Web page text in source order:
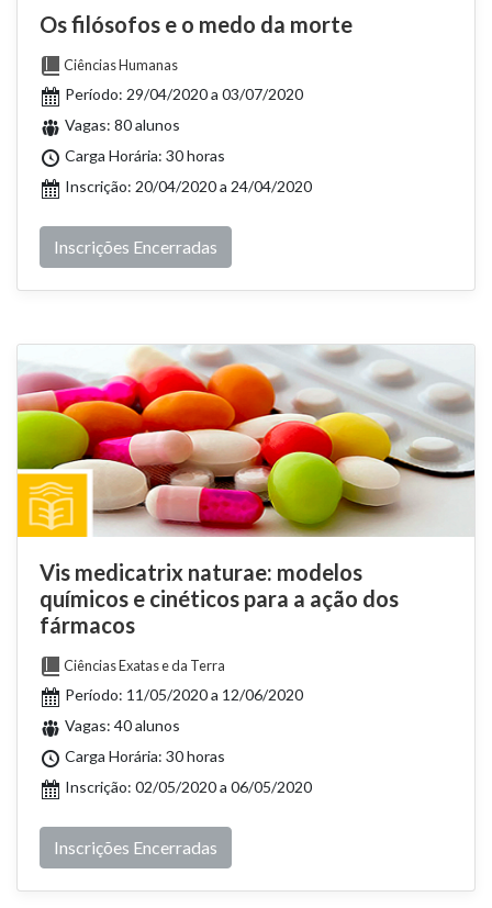
Os filósofos e o medo da morte
Ciências Humanas
Período: 29/04/2020 a 03/07/2020
Vagas: 80 alunos
Carga Horária: 30 horas
Inscrição: 20/04/2020 a 24/04/2020
Inscrições Encerradas
Vis medicatrix naturae: modelos
químicos e cinéticos para a ação dos
fármacos
Ciências Exatas e da Terra
Período: 11/05/2020 a 12/06/2020
Vagas: 40 alunos
Carga Horária: 30 horas
Inscrição: 02/05/2020 a 06/05/2020
Inscrições Encerradas